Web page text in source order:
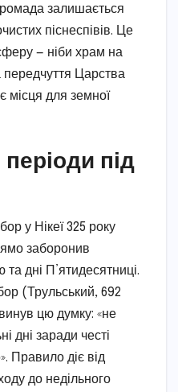
залишається
піснеспівів. Це
— ніби храм на
Царства
місця для земної
під
у Нікеї 325 року
заборонив
та дні П’ятидесятниці.
(Трульський, 692
цю думку: «не
дні заради честі
Правило діє від
до недільного